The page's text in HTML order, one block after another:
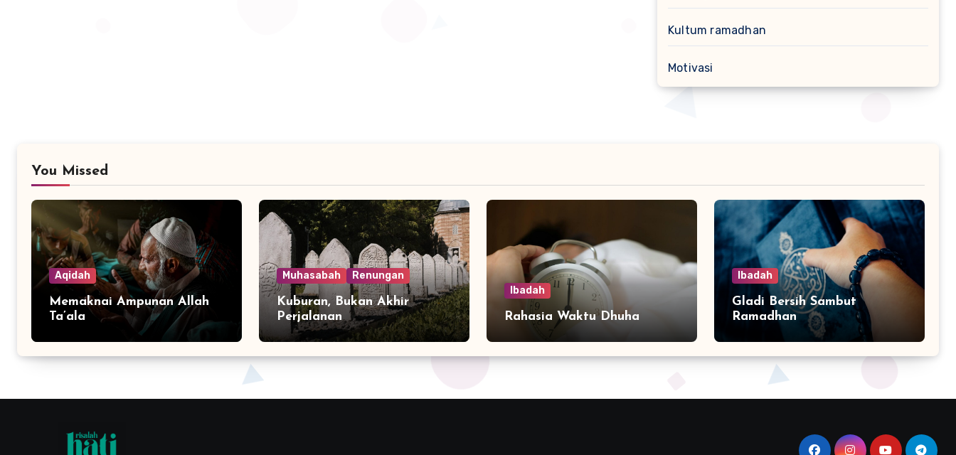
Kultum ramadhan
Motivasi
You Missed
Aqidah
Memaknai Ampunan Allah
Ta’ala
Muhasabah Renungan
Kuburan, Bukan Akhir
Perjalanan
Ibadah
Rahasia Waktu Dhuha
Ibadah
Gladi Bersih Sambut
Ramadhan